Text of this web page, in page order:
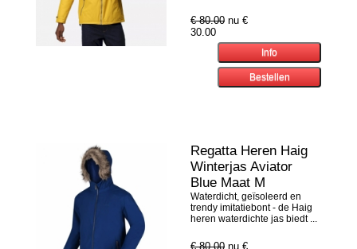
€ 80.00 nu €
30.00
Regatta Heren Haig
Winterjas Aviator
Blue Maat M
Waterdicht, geïsoleerd en
trendy imitatiebont - de Haig
heren waterdichte jas biedt ...
€ 80.00 nu €